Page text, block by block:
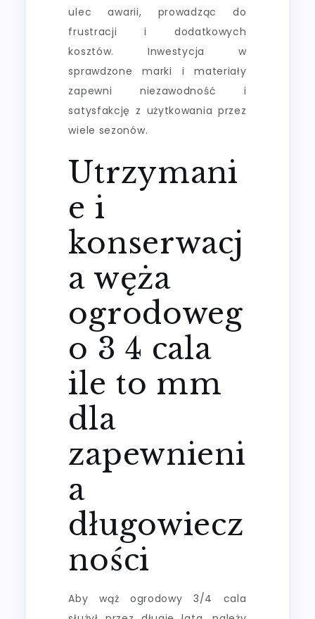
ulec awarii, prowadząc do
frustracji i dodatkowych
kosztów. Inwestycja w
sprawdzone marki i materiały
zapewni niezawodność i
satysfakcję z użytkowania przez
wiele sezonów.
Utrzymani
e i
konserwacj
a węża
ogrodoweg
o 3 4 cala
ile to mm
dla
zapewnieni
a
długowiecz
ności
Aby wąż ogrodowy 3/4 cala